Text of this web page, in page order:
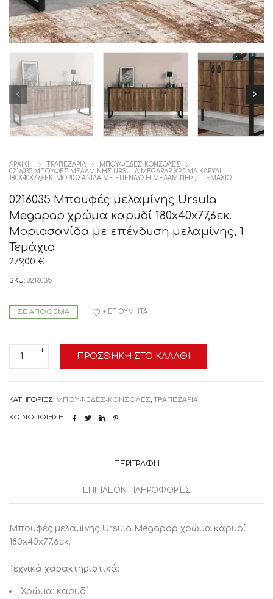
ΑΡΧΙΚΉ ΤΡΑΠΕΖΑΡΙΑ
ΜΠΟΥΦΕΔΕΣ-ΚΟΝΣΟΛΕΣ
0216035 ΜΠΟΥΦΈΣ ΜΕΛΑΜΊΝΗΣ URSULA MEGAPAP ΧΡΏΜΑ ΚΑΡΥΔΊ
180X40X77,6ΕΚ. ΜΟΡΙΟΣΑΝΊΔΑ ΜΕ ΕΠΈΝΔΥΣΗ ΜΕΛΑΜΊΝΗΣ, 1 ΤΕΜΆΧΙΟ
0216035 Μπουφές μελαμίνης Ursula
Megapap χρώμα καρυδί 180x40x77,6εκ.
Μοριοσανίδα με επένδυση μελαμίνης, 1
Τεμάχιο
279,00 €
SKU: 0216035
ΣΕ ΑΠΌΘΕΜΑ
0216035
Μπουφές
μελαμίνης
καρυδί
Μοριοσανίδα
ποσότητα
ΠΡΟΣΘΉΚΗ ΣΤΟ ΚΑΛΆΘΙ
+ ΕΠΙΘΥΜΗΤΆ
ΚΑΤΗΓΟΡΊΕΣ: ΜΠΟΥΦΕΔΕΣ-ΚΟΝΣΟΛΕΣ ΤΡΑΠΕΖΑΡΙΑ
ΚΟΙΝΟΠΟΊΗΣΗ:
ΠΕΡΙΓΡΑΦΉ
ΕΠΙΠΛΈΟΝ ΠΛΗΡΟΦΟΡΊΕΣ
Μπουφές μελαμίνης Ursula Megapap χρώμα καρυδί
180x40x77,6εκ.
Τεχνικά χαρακτηριστικά:
Χρώμα: καρυδί